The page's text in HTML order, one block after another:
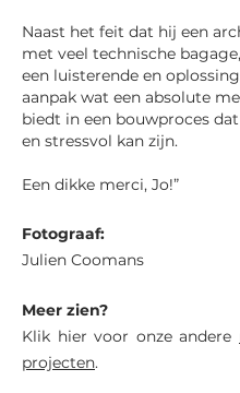
Naast het feit dat hij een
met veel technische
een luisterende en
aanpak wat een absolute
biedt in een bouwproces
en stressvol kan zijn.
Een dikke merci, Jo!”
Fotograaf:
Julien Coomans
Meer zien?
Klik hier voor onze andere
projecten.